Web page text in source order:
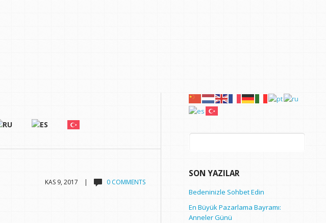
KAS 9, 2017 | 0 COMMENTS
Arama:
SON YAZILAR
Bedeninizle Sohbet Edin
En Büyük Pazarlama Bayramı:
Anneler Günü